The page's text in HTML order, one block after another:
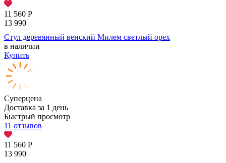
11 560 Р
13 990
Стул деревянный венский Милем светлый орех
в наличии
Купить
Суперцена
Доставка за 1 день
Быстрый просмотр
11 отзывов
11 560 Р
13 990